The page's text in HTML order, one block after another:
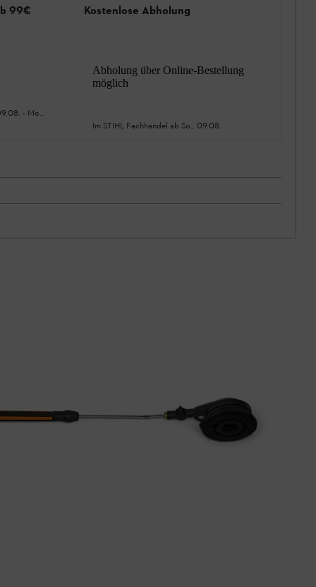
99€
- Mo.,
Kostenlose Abholung
Abholung über Online-Bestellung
möglich
Im STIHL Fachhandel ab So., 09.08.